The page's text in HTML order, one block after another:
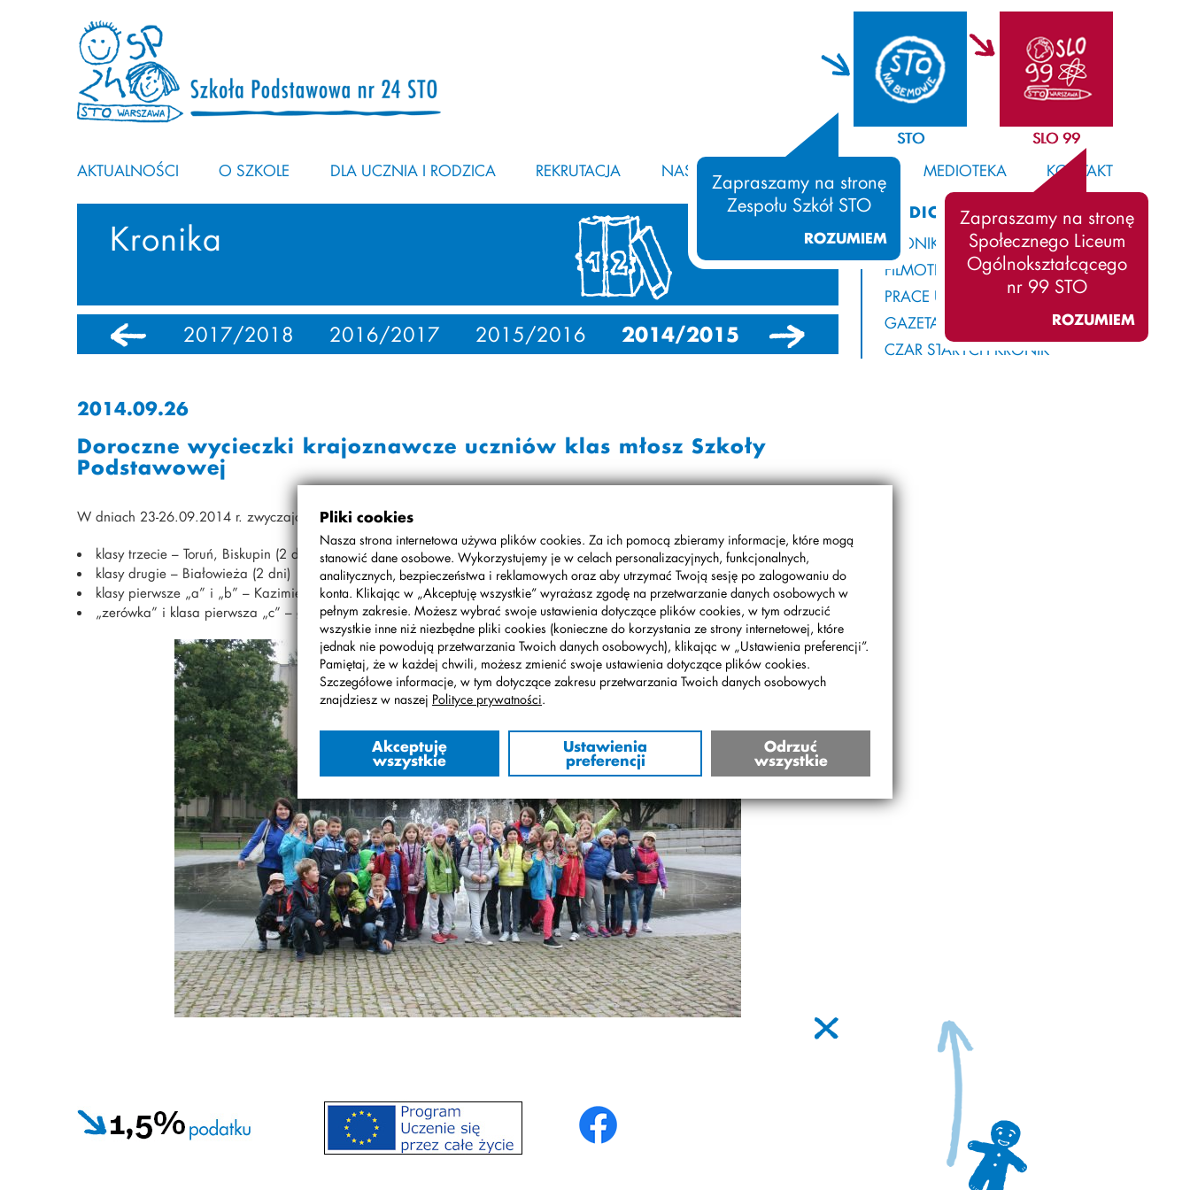
Pliki cookies
Nasza strona internetowa używa plików cookies. Za ich pomocą zbieramy informacje, które mogą
stanowić dane osobowe. Wykorzystujemy je w celach personalizacyjnych, funkcjonalnych,
analitycznych, bezpieczeństwa i reklamowych oraz aby utrzymać Twoją sesję po zalogowaniu do
konta. Klikając w „Akceptuję wszystkie” wyrażasz zgodę na przetwarzanie danych osobowych w
pełnym zakresie. Możesz wybrać swoje ustawienia dotyczące plików cookies, w tym odrzucić
wszystkie inne niż niezbędne pliki cookies (konieczne do korzystania ze strony internetowej, które
jednak nie powodują przetwarzania Twoich danych osobowych), klikając w „Ustawienia preferencji”.
Pamiętaj, że w każdej chwili, możesz zmienić swoje ustawienia dotyczące plików cookies.
Szczegółowe informacje, w tym dotyczące zakresu przetwarzania Twoich danych osobowych
znajdziesz w naszej Polityce prywatności.
Akceptuję
wszystkie
Ustawienia
preferencji
Odrzuć
wszystkie
STO
Zapraszamy na stronę
Zespołu Szkół STO
ROZUMIEM
SLO 99
Zapraszamy na stronę
Społecznego Liceum
Ogólnokształcącego
nr 99 STO
ROZUMIEM
AKTUALNOŚCI O SZKOLE DLA UCZNIA I RODZICA REKRUTACJA NASZ ZESPÓŁ MEDIOTEKA KONTAKT
Kronika
2018/2019 2017/2018 2016/2017 2015/2016 2014/2015 2013/2014 2012/2013 2011/2012
2014.09.26
Doroczne wycieczki krajoznawcze uczniów klas młosz Szkoły
Podstawowej
W dniach 23-26.09.2014 r. zwyczajow odbyły się wycieczki krajoznawcze:
klasy trzecie – Toruń, Biskupin (2 dni)
klasy drugie – Białowieża (2 dni)
klasy pierwsze „a” i „b” – Kazimierz Dolny nad Wisłą (dwa dni)
„zerówka” i klasa pierwsza „c” – gospodarstwo agroturystyczne w Borkach (jeden dzień)
MEDIOTEKA
KRONIKA
FILMOTEKA
PRACE UCZNIÓW
GAZETA Z ROGAMI
CZAR STARYCH KRONIK